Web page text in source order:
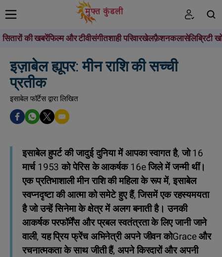
सितारों की खबरेंफिल्म और टीवीसंगीतशाही परिवारखेलफ़ैशनकलासेलिब्रिटी
इज़ाबेल ह्यूपर: मीन राशि की सच्ची
प्रतीक
इसाबेल फॉर्टेस द्वारा लिखित
इसाबेल हुपर्ट की जादुई दुनिया में आपका स्वागत है, जो 16
मार्च 1953 को पेरिस के आकर्षक 16e जिले में जन्मी थीं।
एक प्रतिभाशाली मीन राशि की महिला के रूप में, इसाबेल
स्वप्नदृष्टा की आत्मा को समेटे हुए हैं, जिसमें एक रहस्यमयता
है जो उन्हें सिनेमा के क्षेत्र में अलग बनाती है। उनकी
आकर्षक परफॉर्मेंस और प्रबल स्वतंत्रता के लिए जानी जाने
वाली, यह प्रिय फ्रेंच अभिनेत्री अपने जीवन कोGrace और
रचनात्मकता के साथ जीती हैं, अपने किरदारों और अपनी